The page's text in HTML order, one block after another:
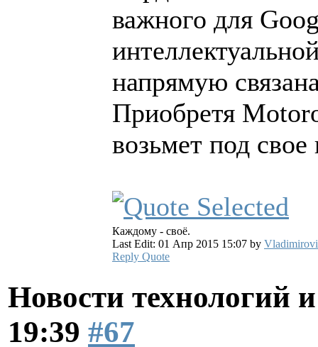
важного для
напрямую
Приобретя
возьмет под
Каждому - своё.
Last Edit: 01 Апр 2015 15:07 by
Reply Quote
Новости технологий
19:39 #67